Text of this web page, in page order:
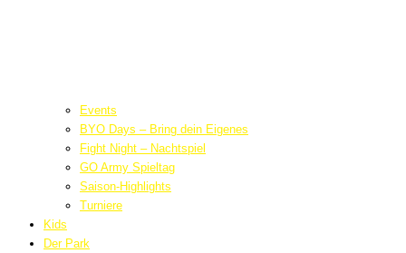
Events
BYO Days – Bring dein Eigenes
Fight Night – Nachtspiel
GO Army Spieltag
Saison-Highlights
Turniere
Kids
Der Park